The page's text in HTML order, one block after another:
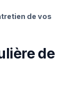
de vos
de